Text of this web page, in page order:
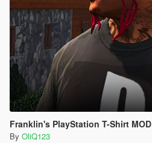
Franklin's PlayStation T-Shirt MOD
By OliQ123